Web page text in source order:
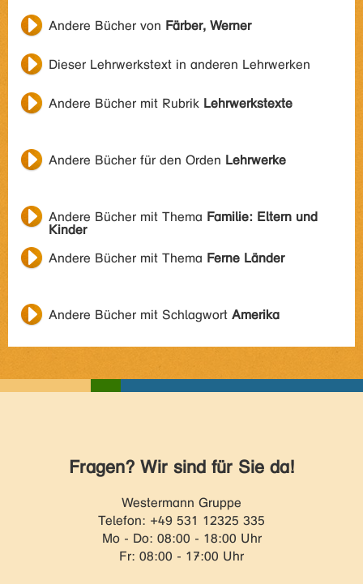
Andere Bücher von Färber, Werner
Dieser Lehrwerkstext in anderen Lehrwerken
Andere Bücher mit Rubrik Lehrwerkstexte
Andere Bücher für den Orden Lehrwerke
Andere Bücher mit Thema Familie: Eltern und
Kinder
Andere Bücher mit Thema Ferne Länder
Andere Bücher mit Schlagwort Amerika